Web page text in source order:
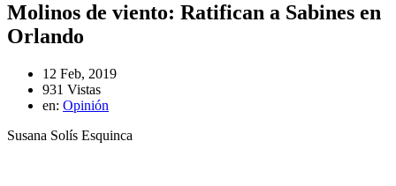
Molinos de viento: Ratifican a Sabines en
Orlando
12 Feb, 2019
931 Vistas
en: Opinión
Susana Solís Esquinca